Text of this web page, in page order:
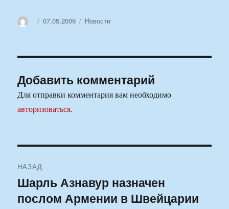
АвторОпубликовано
07.05.2009 Рубрики
Новости
Добавить комментарий
Для отправки комментария вам необходимо
авторизоваться.
по
записям
НАЗАД
Предыдущая
запись:
Шарль Азнавур назначен
послом Армении в Швейцарии